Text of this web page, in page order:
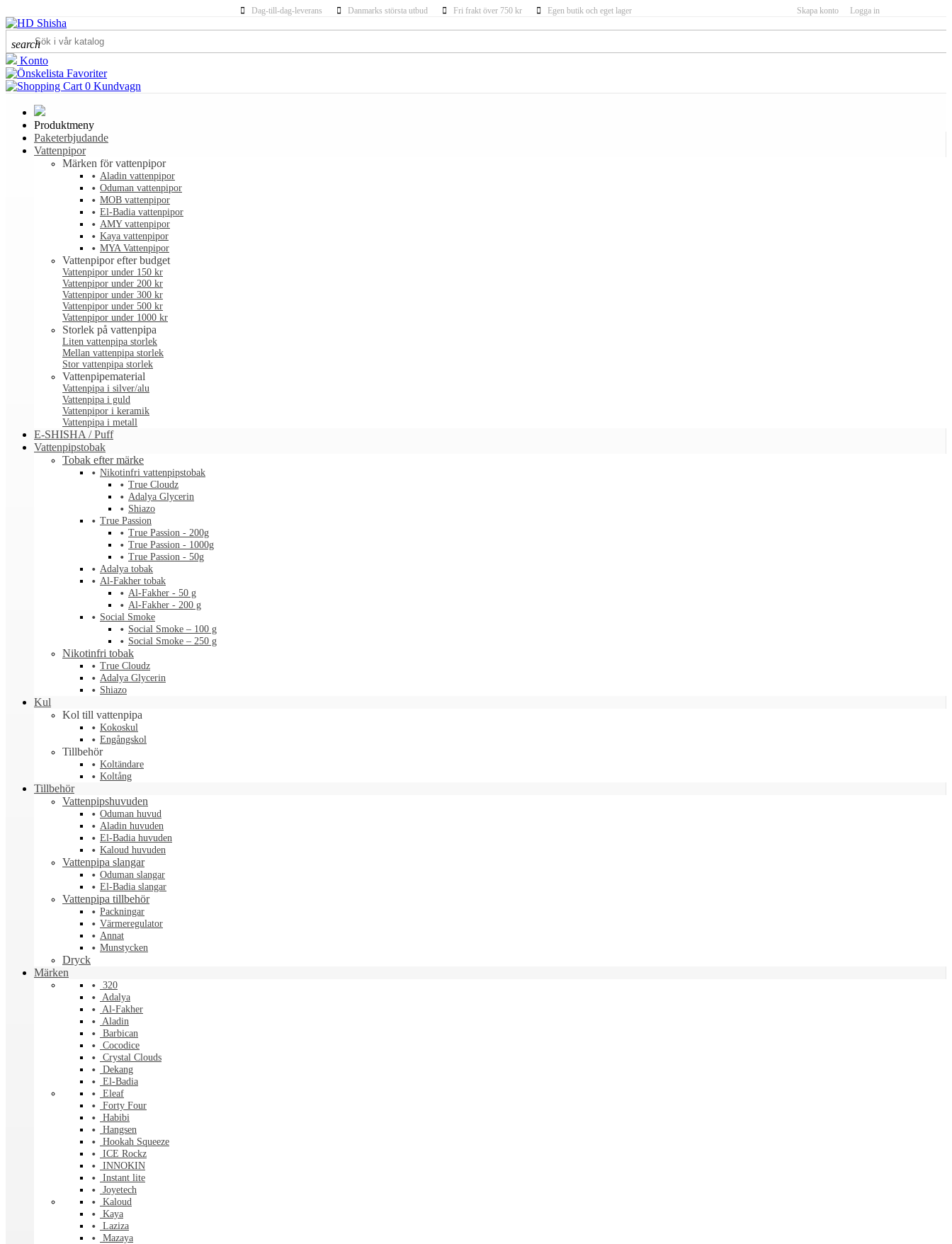
Dag-till-dag-leverans Danmarks största utbud Fri frakt över 750 kr Egen butik och eget lager Skapa konto Logga in
search
Konto
Favoriter
0 Kundvagn
Produktmeny
Paketerbjudande
Vattenpipor
Märken för vattenpipor
Aladin vattenpipor
Oduman vattenpipor
MOB vattenpipor
El-Badia vattenpipor
AMY vattenpipor
Kaya vattenpipor
MYA Vattenpipor
Vattenpipor efter budget
Vattenpipor under 150 kr
Vattenpipor under 200 kr
Vattenpipor under 300 kr
Vattenpipor under 500 kr
Vattenpipor under 1000 kr
Storlek på vattenpipa
Liten vattenpipa storlek
Mellan vattenpipa storlek
Stor vattenpipa storlek
Vattenpipematerial
Vattenpipa i silver/alu
Vattenpipa i guld
Vattenpipor i keramik
Vattenpipa i metall
E-SHISHA / Puff
Vattenpipstobak
Tobak efter märke
Nikotinfri vattenpipstobak
True Cloudz
Adalya Glycerin
Shiazo
True Passion
True Passion - 200g
True Passion - 1000g
True Passion - 50g
Adalya tobak
Al-Fakher tobak
Al-Fakher - 50 g
Al-Fakher - 200 g
Social Smoke
Social Smoke – 100 g
Social Smoke – 250 g
Nikotinfri tobak
True Cloudz
Adalya Glycerin
Shiazo
Kul
Kol till vattenpipa
Kokoskul
Engångskol
Tillbehör
Koltändare
Koltång
Tillbehör
Vattenpipshuvuden
Oduman huvud
Aladin huvuden
El-Badia huvuden
Kaloud huvuden
Vattenpipa slangar
Oduman slangar
El-Badia slangar
Vattenpipa tillbehör
Packningar
Värmeregulator
Annat
Munstycken
Dryck
Märken
320
Adalya
Al-Fakher
Aladin
Barbican
Cocodice
Crystal Clouds
Dekang
El-Badia
Eleaf
Forty Four
Habibi
Hangsen
Hookah Squeeze
ICE Rockz
INNOKIN
Instant lite
Joyetech
Kaloud
Kaya
Laziza
Mazaya